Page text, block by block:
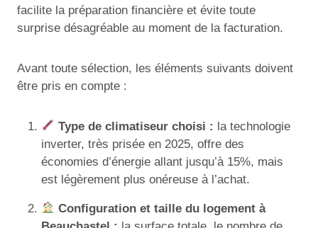
facilite la préparation financière et évite toute
surprise désagréable au moment de la facturation.
Avant toute sélection, les éléments suivants doivent
être pris en compte :
Type de climatiseur choisi : la technologie
inverter, très prisée en 2025, offre des
économies d’énergie allant jusqu’à 15%, mais
est légèrement plus onéreuse à l’achat.
Configuration et taille du logement à